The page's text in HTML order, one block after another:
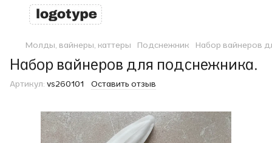
Молды, вайнеры, каттеры Подснежник Набор вайнеров
Набор вайнеров для подснежника.
Артикул: vs260101 Оставить отзыв